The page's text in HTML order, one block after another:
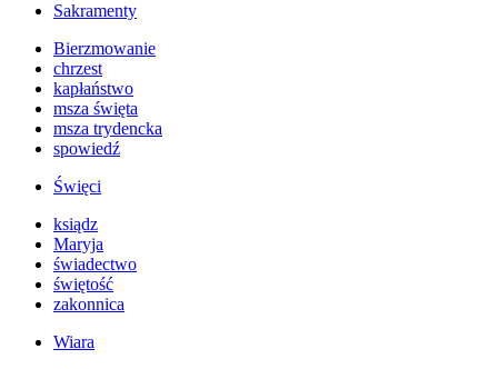
Sakramenty
Bierzmowanie
chrzest
kapłaństwo
msza święta
msza trydencka
spowiedź
Święci
ksiądz
Maryja
świadectwo
świętość
zakonnica
Wiara